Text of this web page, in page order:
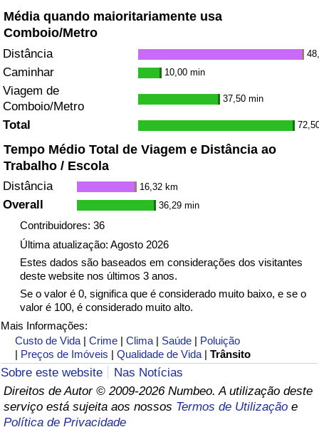
Média quando maioritariamente usa
Comboio/Metro
Distância
Caminhar 10,00 min
Viagem de
Comboio/Metro
37,50 min
Total
Tempo Médio Total de Viagem e Distância ao
Trabalho / Escola
Distância 16,32 km
Overall 36,29 min
Contribuidores: 36
Última atualização: Agosto 2026
Estes dados são baseados em considerações dos visitantes
deste website nos últimos 3 anos.
Se o valor é 0, significa que é considerado muito baixo, e se o
valor é 100, é considerado muito alto.
Mais Informações:
Custo de Vida |Crime |Clima | Saúde | Poluição
| Preços de Imóveis |Qualidade de Vida |Trânsito
Sobre este website
Nas Notícias
Direitos de Autor © 2009-2026 Numbeo. A utilização deste
serviço está sujeita aos nossos Termos de Utilização e
Política de Privacidade